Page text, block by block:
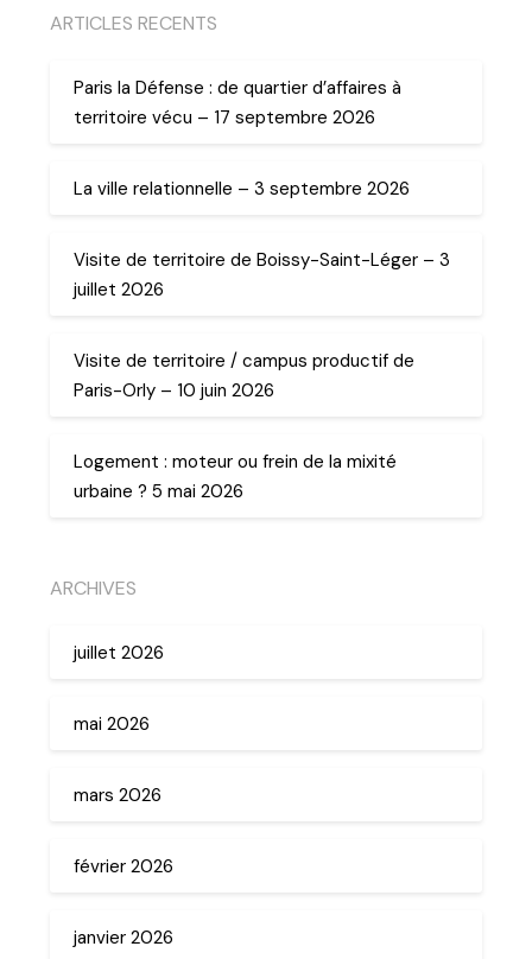
ARTICLES RECENTS
Paris la Défense : de quartier d’affaires à
territoire vécu – 17 septembre 2026
La ville relationnelle – 3 septembre 2026
Visite de territoire de Boissy-Saint-Léger – 3
juillet 2026
Visite de territoire / campus productif de
Paris-Orly – 10 juin 2026
Logement : moteur ou frein de la mixité
urbaine ? 5 mai 2026
ARCHIVES
juillet 2026
mai 2026
mars 2026
février 2026
janvier 2026